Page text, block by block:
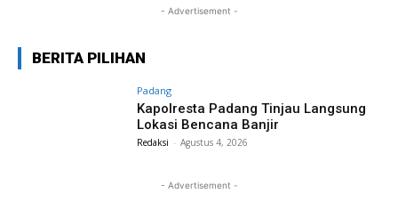
- Advertisement -
BERITA PILIHAN
Padang
Kapolresta Padang Tinjau Langsung
Lokasi Bencana Banjir
Redaksi - Agustus 4, 2026
- Advertisement -